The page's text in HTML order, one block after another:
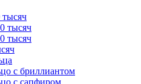
тысяч
тысяч
с бриллиантом
с сапфиром